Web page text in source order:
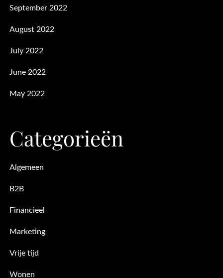
September 2022
August 2022
July 2022
June 2022
May 2022
Categorieën
Algemeen
B2B
Financieel
Marketing
Vrije tijd
Wonen